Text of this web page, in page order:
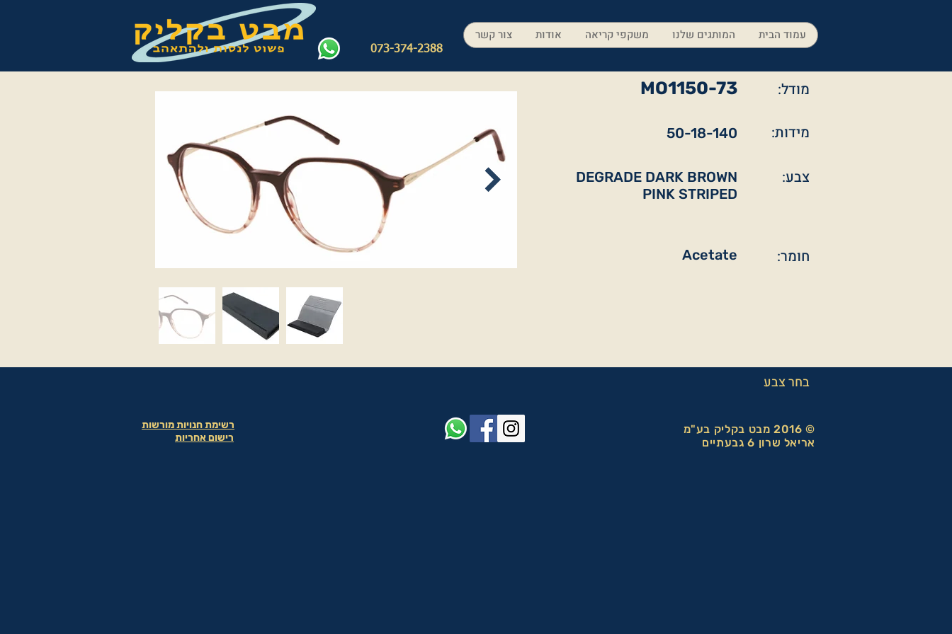
073-374-2388
עמוד הבית המותגים שלנו משקפי קריאה אודות צור קשר
MO1150-73 מודל:
50-18-140 מידות:
DEGRADE DARK BROWN
PINK STRIPED
צבע:
Acetate חומר:
בחר צבע
רשימת חנויות מורשות
רישום אחריות
© 2016 מבט בקליק בע"מ
אריאל שרון 6 גבעתיים